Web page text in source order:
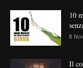
10
8
Il